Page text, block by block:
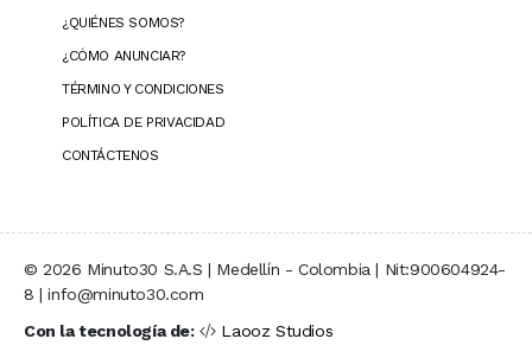
¿QUIÉNES SOMOS?
¿CÓMO ANUNCIAR?
TÉRMINO Y CONDICIONES
POLÍTICA DE PRIVACIDAD
CONTÁCTENOS
© 2026 Minuto30 S.A.S | Medellín - Colombia | Nit:900604924-
8 | info@minuto30.com
Con la tecnología de:
Laooz Studios